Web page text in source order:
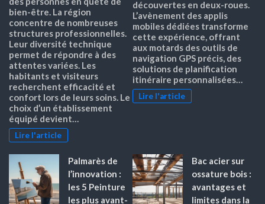
bien-être. La région
concentre de nombreuses
structures professionnelles.
Leur diversité technique
permet de répondre à des
attentes variées. Les
habitants et visiteurs
recherchent efficacité et
confort lors de leurs soins. Le
choix d’un établissement
équipé devient…
Lire l'article
découvertes en deux-roues.
L’avènement des applis
mobiles dédiées transforme
cette expérience, offrant
aux motards des outils de
navigation GPS précis, des
solutions de planification
itinéraire personnalisées…
Lire l'article
Palmarès de
l’innovation :
les 5 Peinture
les plus avant-
Bac acier sur
ossature bois :
avantages et
limites dans la